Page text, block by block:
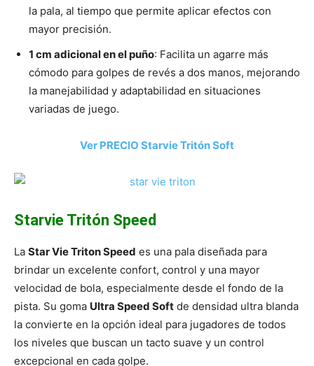
la pala, al tiempo que permite aplicar efectos con
mayor precisión.
1 cm adicional en el puño: Facilita un agarre más
cómodo para golpes de revés a dos manos, mejorando
la manejabilidad y adaptabilidad en situaciones
variadas de juego.
Ver PRECIO Starvie Tritón Soft
Starvie Tritón Speed
La Star Vie Triton Speed es una pala diseñada para
brindar un excelente confort, control y una mayor
velocidad de bola, especialmente desde el fondo de la
pista. Su goma Ultra Speed Soft de densidad ultra blanda
la convierte en la opción ideal para jugadores de todos
los niveles que buscan un tacto suave y un control
excepcional en cada golpe.